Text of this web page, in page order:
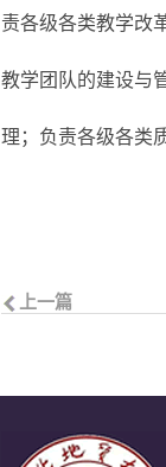
责各级各类教学改
教学团队的建设与
理；负责各级各类
上一篇